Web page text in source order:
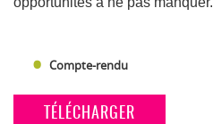
Compte-rendu
TÉLÉCHARGER